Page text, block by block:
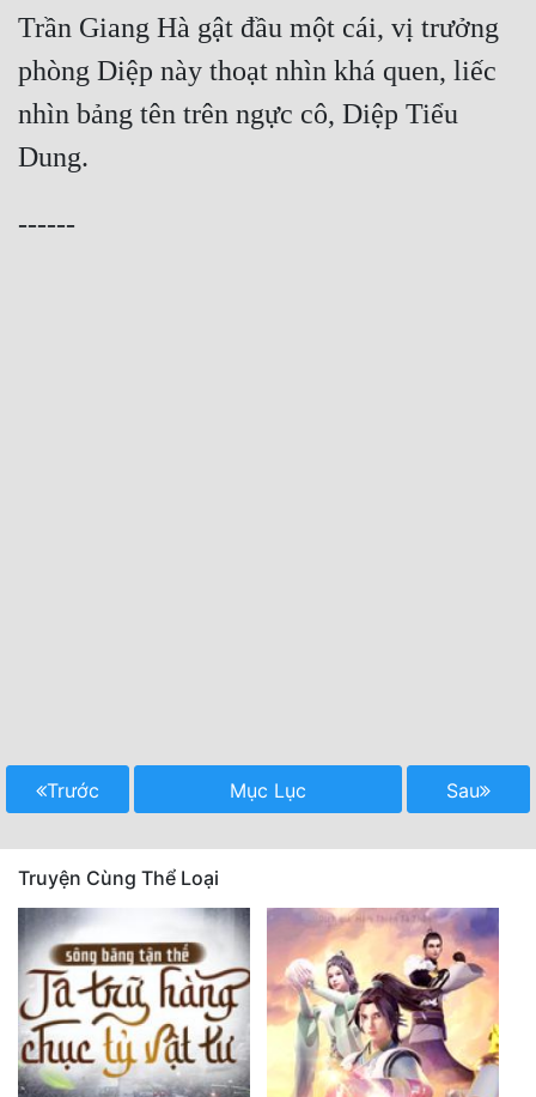
Trần Giang Hà gật đầu một cái, vị trưởng
phòng Diệp này thoạt nhìn khá quen, liếc
nhìn bảng tên trên ngực cô, Diệp Tiểu
Trước Mục Lục Sau
Truyện Cùng Thể Loại